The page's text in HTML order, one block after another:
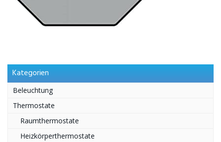
Kategorien
Beleuchtung
Thermostate
Raumthermostate
Heizkörperthermostate